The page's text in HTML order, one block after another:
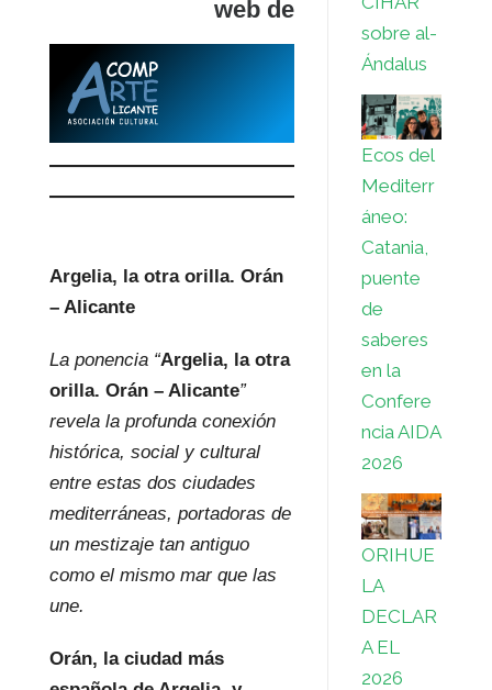
web de
Argelia, la otra orilla. Orán
– Alicante
La ponencia “Argelia, la otra
orilla. Orán – Alicante”
revela la profunda conexión
histórica, social y cultural
entre estas dos ciudades
mediterráneas, portadoras de
un mestizaje tan antiguo
como el mismo mar que las
une.
Orán, la ciudad más
sobre al-
Ándalus
Ecos del
Mediterr
áneo:
Catania,
puente
de
saberes
en la
Confere
ncia AIDA
2026
ORIHUE
LA
DECLAR
A EL
2026